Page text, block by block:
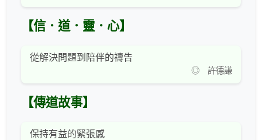
【信．道．靈．心】
從解決問題到陪伴的禱告
◎ 許德謙
【傳道故事】
保持有益的緊張感